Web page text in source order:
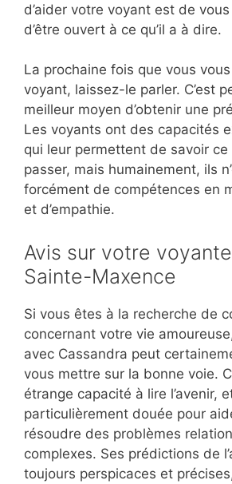
d’aider votre voyant est de
d’être ouvert à ce qu’il a à dire.
La prochaine fois que vous
voyant, laissez-le parler. C’est
meilleur moyen d’obtenir une
Les voyants ont des capacités
qui leur permettent de savoir ce
passer, mais humainement, ils
forcément de compétences en
et d’empathie.
Avis sur votre
Sainte-Maxence
Si vous êtes à la recherche de
concernant votre vie
avec Cassandra peut
vous mettre sur la bonne voie.
étrange capacité à lire l’avenir,
particulièrement douée pour
résoudre des problèmes
complexes. Ses prédictions de
toujours perspicaces et